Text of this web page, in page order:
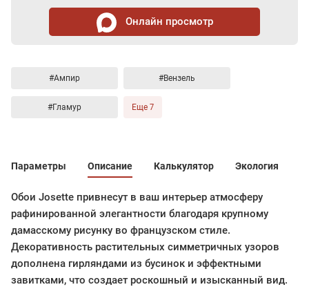
Онлайн просмотр
#Ампир #Вензель
#Гламур Еще 7
Параметры Описание Калькулятор Экология
Обои Josette привнесут в ваш интерьер атмосферу
рафинированной элегантности благодаря крупному
дамасскому рисунку во французском стиле.
Декоративность растительных симметричных узоров
дополнена гирляндами из бусинок и эффектными
завитками, что создает роскошный и изысканный вид.